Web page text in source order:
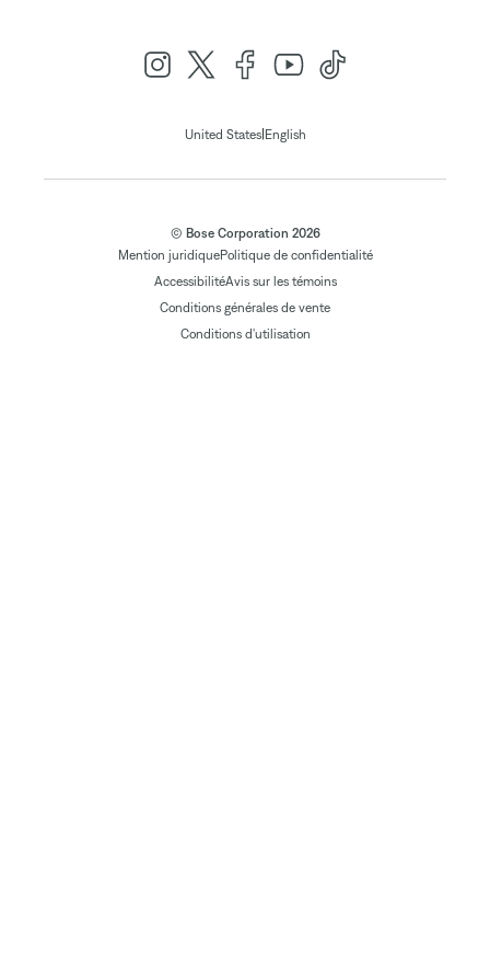
United States| English
© Bose Corporation 2026
Mention juridiquePolitique de confidentialité
AccessibilitéAvis sur les témoins
Conditions générales de vente
Conditions d'utilisation